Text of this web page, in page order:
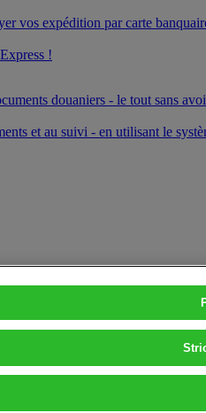
vos expédition par carte
!
douaniers - le tout sans
et au suivi - en utilisant le